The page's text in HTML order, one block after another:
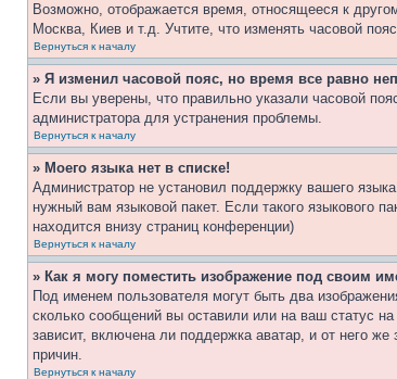
Возможно, отображается время, относящееся к
Москва, Киев и т.д. Учтите, что изменять часовой
Вернуться к началу
» Я изменил часовой пояс, но время все равно
Если вы уверены, что правильно указали часовой
администратора для устранения проблемы.
Вернуться к началу
» Моего языка нет в списке!
Администратор не установил поддержку вашего
нужный вам языковой пакет. Если такого языкового
находится внизу страниц конференции)
Вернуться к началу
» Как я могу поместить изображение под своим
Под именем пользователя могут быть два
сколько сообщений вы оставили или на ваш статус
зависит, включена ли поддержка аватар, и от него
причин.
Вернуться к началу